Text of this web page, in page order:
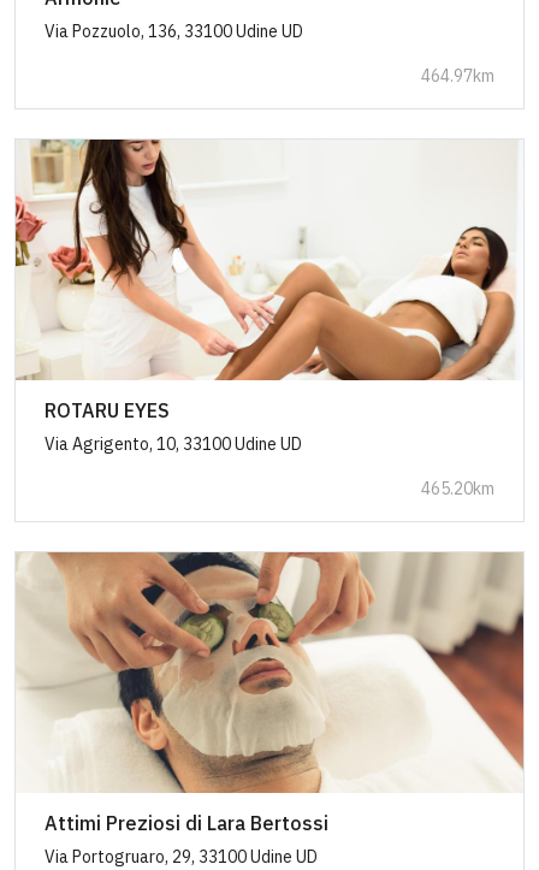
Via Pozzuolo, 136, 33100 Udine UD
464.97km
ROTARU EYES
Via Agrigento, 10, 33100 Udine UD
465.20km
Attimi Preziosi di Lara Bertossi
Via Portogruaro, 29, 33100 Udine UD